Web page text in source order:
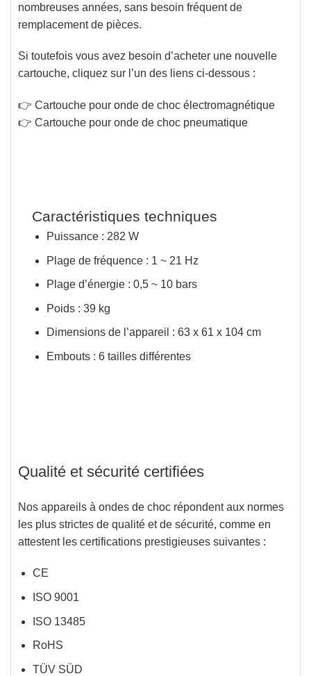
nombreuses années, sans besoin fréquent de
remplacement de pièces.
Si toutefois vous avez besoin d’acheter une nouvelle
cartouche, cliquez sur l’un des liens ci-dessous :
👉 Cartouche pour onde de choc électromagnétique
👉 Cartouche pour onde de choc pneumatique
Caractéristiques techniques
Puissance : 282 W
Plage de fréquence : 1 ~ 21 Hz
Plage d’énergie : 0,5 ~ 10 bars
Poids : 39 kg
Dimensions de l’appareil : 63 x 61 x 104 cm
Embouts : 6 tailles différentes
Qualité et sécurité certifiées
Nos appareils à ondes de choc répondent aux normes
les plus strictes de qualité et de sécurité, comme en
attestent les certifications prestigieuses suivantes :
CE
ISO 9001
ISO 13485
RoHS
TÜV SÜD